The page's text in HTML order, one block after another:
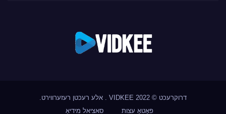
דרוקרעכט © 2022 VIDKEE . אלע רעכטן רעזערווירט.
פאָטאָ עצות
סאציאל מידיאַ